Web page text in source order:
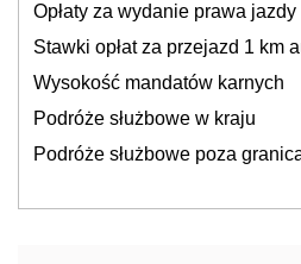
Opłaty za wydanie prawa jazdy
Stawki opłat za przejazd 1 km
Wysokość mandatów karnych
Podróże służbowe w kraju
Podróże służbowe poza